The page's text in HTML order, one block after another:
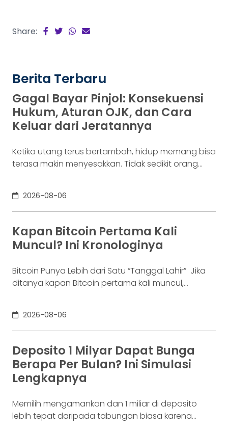
Share:
Berita Terbaru
Gagal Bayar Pinjol: Konsekuensi
Hukum, Aturan OJK, dan Cara
Keluar dari Jeratannya
Ketika utang terus bertambah, hidup memang bisa
terasa makin menyesakkan. Tidak sedikit orang
kondisi yang kita kenal sebagai gagal bayar. Ini
bukan masalah segelintir orang. Mengutip laporan
OJK dari dataindonesia.id, angka kredit macet di
industri fintech tercatat naik ke 4,38% per Januari
2026-08-06
Kapan Bitcoin Pertama Kali
Muncul? Ini Kronologinya
Bitcoin Punya Lebih dari Satu “Tanggal Lahir” Jika
ditanya kapan Bitcoin pertama kali muncul,
lain mengatakan 2009. Keduanya tidak
sepenuhnya salah. Bitcoin pertama kali
diperkenalkan sebagai sebuah konsep melalui
whitepaper yang diumumkan oleh Satoshi
Nakamoto pada 31 Oktober 2008. Namun,
jaringannya baru benar-benar mulai beroperasi
2026-08-06
Deposito 1 Milyar Dapat Bunga
Berapa Per Bulan? Ini Simulasi
Lengkapnya
Memilih mengamankan dan 1 miliar di deposito
lebih tepat daripada tabungan biasa karena